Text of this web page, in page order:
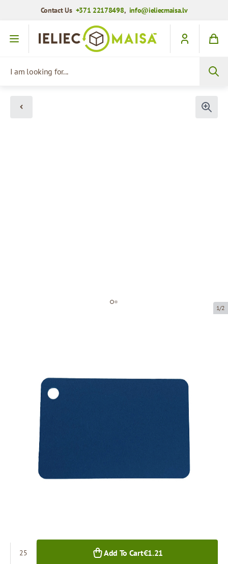
Contact Us +371 22178498, info@ieliecmaisa.lv
Skip to Content
1/2
85 x 54 mm
Thickness: 215 g/m2
Product can be collected from a pickup point.
Price per 1 piece
€0.05
Quantity
Add To Cart€1.21